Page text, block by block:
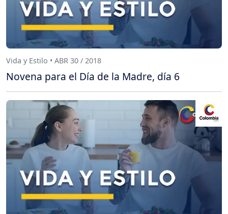
Vida y Estilo • ABR 30 / 2018
Novena para el Día de la Madre, día 6